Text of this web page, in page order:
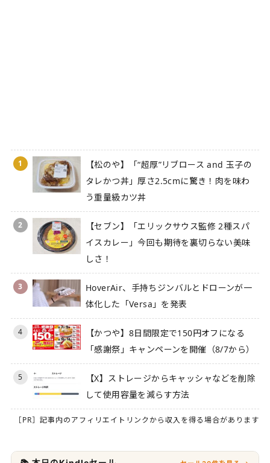
1
【松のや】「“超厚”リブロース and 玉子の
タレかつ丼」厚さ2.5cmに驚き！肉を味わ
う重量級カツ丼
2
【セブン】「エリックサウス監修 2種スパ
イスカレー」今回も期待を裏切らない美味
しさ！
3
HoverAir、手持ちジンバルとドローンが一
体化した「Versa」を発表
4
【かつや】8日間限定で150円オフになる
「感謝祭」キャンペーンを開催（8/7から）
5
【X】ストレージからキャッシャなどを削除
して使用容量を減らす方法
［PR］記事内のアフィリエイトリンクから収入を得る場合があります